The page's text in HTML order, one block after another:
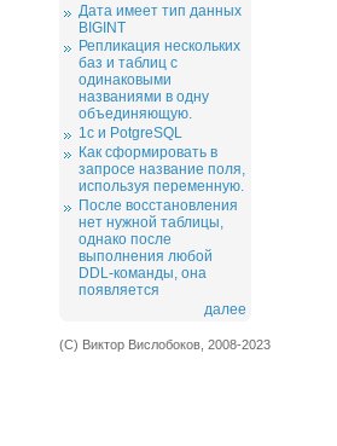
Дата имеет тип данных
BIGINT
Репликация нескольких
баз и таблиц с
одинаковыми
названиями в одну
объединяющую.
1c и PotgreSQL
Как сформировать в
запросе название поля,
используя переменную.
После восстановления
нет нужной таблицы,
однако после
выполнения любой
DDL-команды, она
появляется
далее
(С) Виктор Вислобоков, 2008-2023